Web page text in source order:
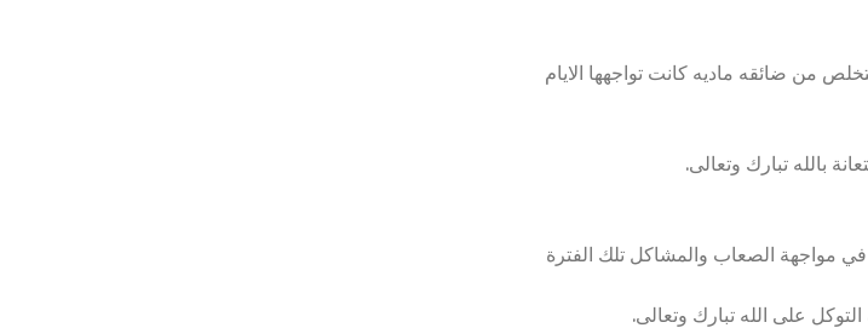
من ضائقه ماديه كانت تواجهها الايام
بالله تبارك وتعالى.
مواجهة الصعاب والمشاكل تلك الفترة
على الله تبارك وتعالى.